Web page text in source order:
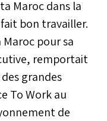
Maroc dans la
bon travailler.
pour sa
remportait
grandes
To Work au
de